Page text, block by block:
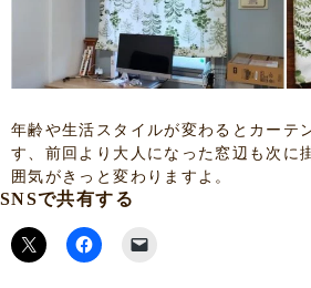
年齢や生活スタイルが変わるとカーテ
す、前回より大人になった窓辺も次に
囲気がきっと変わりますよ。
SNSで共有する